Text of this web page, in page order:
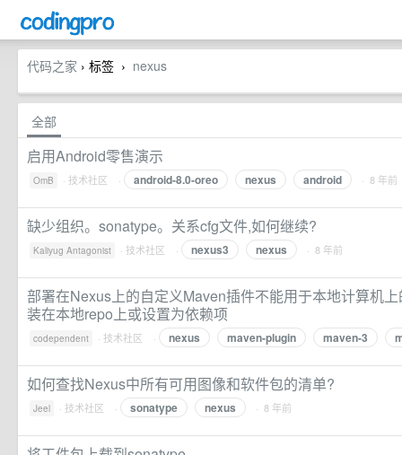
代码之家 › 标签 › nexus
全部
启用Android零售演示
OmB · 技术社区 · android-8.0-oreo nexus android · 8 年前
缺少组织。sonatype。关系cfg文件,如何继续?
Kaliyug Antagonist · 技术社区 · nexus3 nexus · 8 年前
部署在Nexus上的自定义Maven插件不能用于本地计算机
装在本地repo上或设置为依赖项
codependent · 技术社区 · nexus maven-plugin maven-3
如何查找Nexus中所有可用图像和软件包的清单?
Jeel · 技术社区 · sonatype nexus · 8 年前